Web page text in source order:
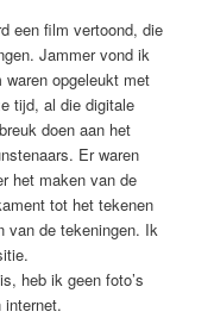
een film vertoond, die
Jammer vond ik
opgeleukt met
tijd, al die digitale
doen aan het
Er waren
het maken van de
tot het tekenen
van de tekeningen. Ik
heb ik geen foto’s
internet.